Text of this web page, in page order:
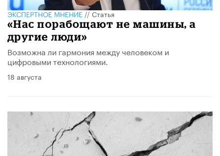
ЭКСПЕРТНОЕ МНЕНИЕ//Статья
«Нас порабощают не машины, а
другие люди»
Возможна ли гармония между человеком и
цифровыми технологиями.
18 августа